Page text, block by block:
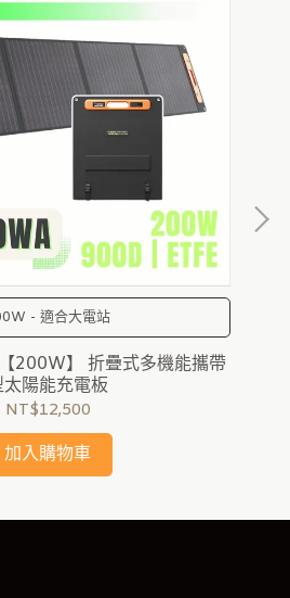
- 適合大電站
200W】 折疊式多機能攜帶
太陽能充電板
NT$12,500
加入購物車